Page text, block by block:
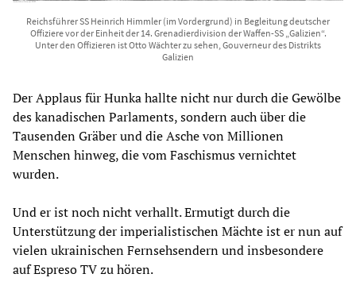
Reichsführer SS Heinrich Himmler (im Vordergrund) in Begleitung deutscher
Offiziere vor der Einheit der 14. Grenadierdivision der Waffen-SS „Galizien“.
Unter den Offizieren ist Otto Wächter zu sehen, Gouverneur des Distrikts
Galizien
Der Applaus für Hunka hallte nicht nur durch die Gewölbe
des kanadischen Parlaments, sondern auch über die
Tausenden Gräber und die Asche von Millionen
Menschen hinweg, die vom Faschismus vernichtet
wurden.
Und er ist noch nicht verhallt. Ermutigt durch die
Unterstützung der imperialistischen Mächte ist er nun auf
vielen ukrainischen Fernsehsendern und insbesondere
auf Espreso TV zu hören.